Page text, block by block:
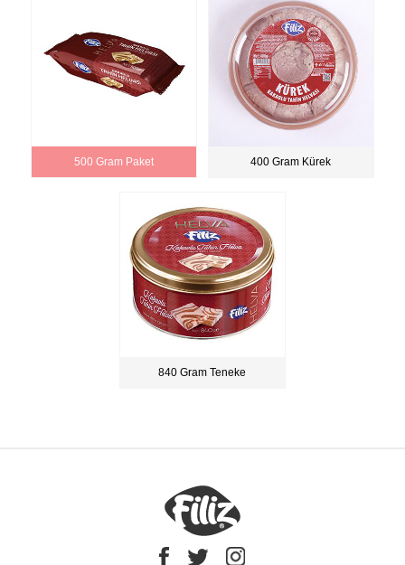
500 Gram Paket 400 Gram Kürek
840 Gram Teneke